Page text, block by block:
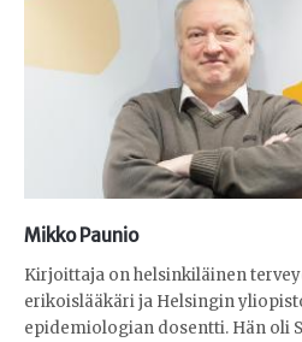
Mikko Paunio
Kirjoittaja on helsinkiläinen
erikoislääkäri ja Helsingin
epidemiologian dosentti. Hän oli